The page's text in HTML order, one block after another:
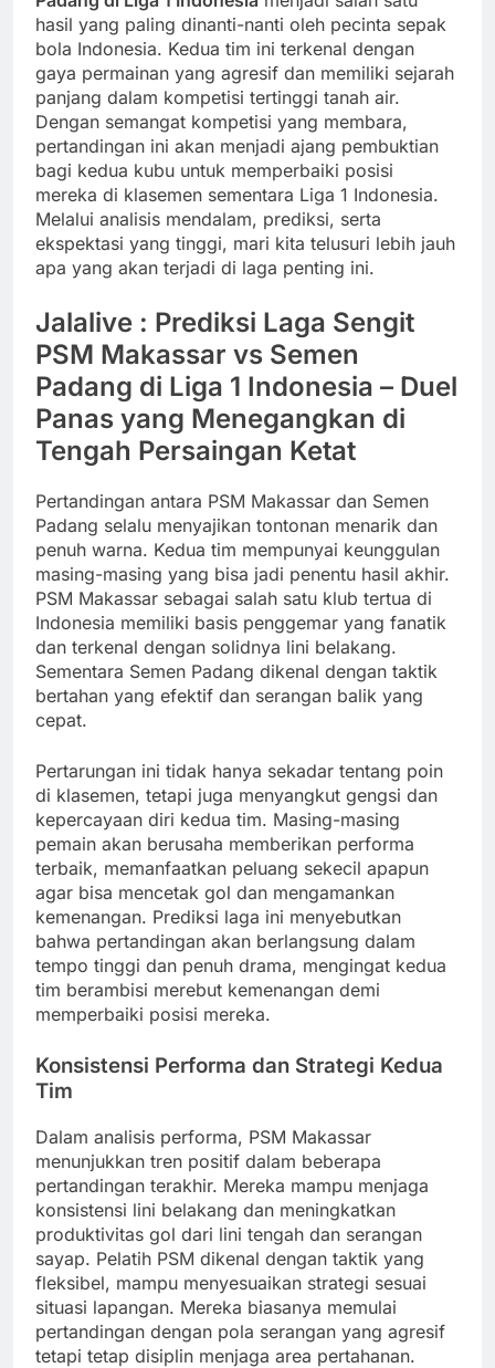
hasil yang paling dinanti-nanti oleh pecinta sepak
bola Indonesia. Kedua tim ini terkenal dengan
gaya permainan yang agresif dan memiliki sejarah
panjang dalam kompetisi tertinggi tanah air.
Dengan semangat kompetisi yang membara,
pertandingan ini akan menjadi ajang pembuktian
bagi kedua kubu untuk memperbaiki posisi
mereka di klasemen sementara Liga 1 Indonesia.
Melalui analisis mendalam, prediksi, serta
ekspektasi yang tinggi, mari kita telusuri lebih jauh
apa yang akan terjadi di laga penting ini.
Jalalive : Prediksi Laga Sengit
PSM Makassar vs Semen
Padang di Liga 1 Indonesia – Duel
Panas yang Menegangkan di
Tengah Persaingan Ketat
Pertandingan antara PSM Makassar dan Semen
Padang selalu menyajikan tontonan menarik dan
penuh warna. Kedua tim mempunyai keunggulan
masing-masing yang bisa jadi penentu hasil akhir.
PSM Makassar sebagai salah satu klub tertua di
Indonesia memiliki basis penggemar yang fanatik
dan terkenal dengan solidnya lini belakang.
Sementara Semen Padang dikenal dengan taktik
bertahan yang efektif dan serangan balik yang
cepat.
Pertarungan ini tidak hanya sekadar tentang poin
di klasemen, tetapi juga menyangkut gengsi dan
kepercayaan diri kedua tim. Masing-masing
pemain akan berusaha memberikan performa
terbaik, memanfaatkan peluang sekecil apapun
agar bisa mencetak gol dan mengamankan
kemenangan. Prediksi laga ini menyebutkan
bahwa pertandingan akan berlangsung dalam
tempo tinggi dan penuh drama, mengingat kedua
tim berambisi merebut kemenangan demi
memperbaiki posisi mereka.
Konsistensi Performa dan Strategi Kedua
Tim
Dalam analisis performa, PSM Makassar
menunjukkan tren positif dalam beberapa
pertandingan terakhir. Mereka mampu menjaga
konsistensi lini belakang dan meningkatkan
produktivitas gol dari lini tengah dan serangan
sayap. Pelatih PSM dikenal dengan taktik yang
fleksibel, mampu menyesuaikan strategi sesuai
situasi lapangan. Mereka biasanya memulai
pertandingan dengan pola serangan yang agresif
tetapi tetap disiplin menjaga area pertahanan.